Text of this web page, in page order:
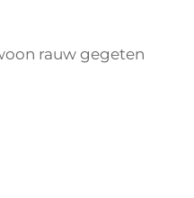
rauw gegeten